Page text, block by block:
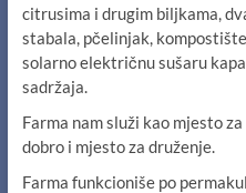
citrusima i drugim biljkama,
stabala, pčelinjak,
solarno električnu sušaru
sadržaja.
Farma nam služi kao mjesto
dobro i mjesto za druženje.
Farma funkcioniše po